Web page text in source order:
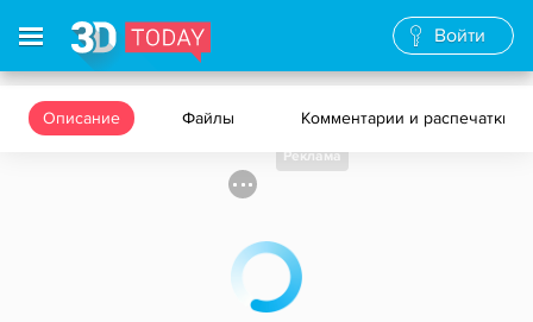
Войти
Описание Файлы Комментарии и распечатки
Реклама